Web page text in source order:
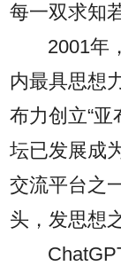
每一双求知
2001年
内最具思想
布力创立“亚
坛已发展成
交流平台之
头，发思想